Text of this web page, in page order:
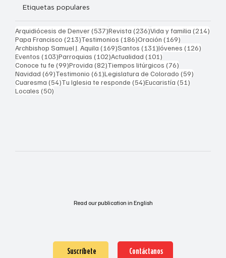
Etiquetas populares
Arquidiócesis de Denver(537)537 entradas
Revista (236)236 entradas
Vida y familia (214)
Papa Francisco (213)213 entradas
Testimonios (186)186 entradas
Oración (169)
Archbishop Samuel J. Aquila (169)169 entradas
Santos (131)131 entradas
Jóvenes (126)
Eventos (103)103 entradas
Parroquias (102)102 entradas
Actualidad (101)
Conoce tu fe (99)99 entradas
Provida (82)82 entradas
Tiempos litúrgicos (76)
Navidad (69)69 entradas
Testimonio (61)61 entradas
Legislatura de Colorado (59)
Cuaresma (54)54 entradas
Tu Iglesia te responde (54)54 entradas
Eucaristía (51)
Locales (50)
Read our publication in English
Suscríbete Contáctanos